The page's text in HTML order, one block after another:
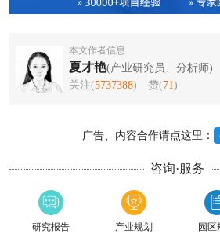
本文作者信息
夏才艳(产业研究员、分析师)
关注(5737388) 赞(71 )
广告、内容合作请点这里：
咨询·服务
研究报告 产业规划 园区